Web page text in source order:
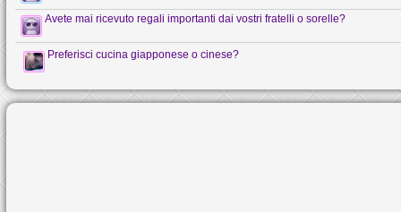
Avete mai ricevuto regali importanti dai vostri fratelli o sorelle?
Preferisci cucina giapponese o cinese?